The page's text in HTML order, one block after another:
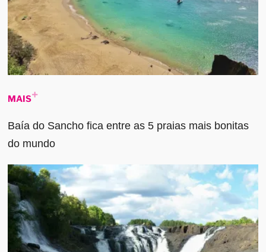
MAIS
Baía do Sancho fica entre as 5 praias mais bonitas
do mundo